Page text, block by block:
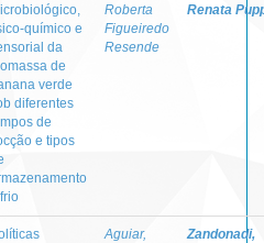
químico e
da
de
verde
diferentes
de
e tipos
Roberta
Figueiredo
Resende
Renata
Aguiar,
Zandonadi,